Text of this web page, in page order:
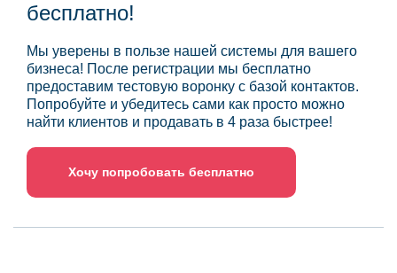
бесплатно!
Мы уверены в пользе нашей системы для вашего
бизнеса! После регистрации мы бесплатно
предоставим тестовую воронку с базой контактов.
Попробуйте и убедитесь сами как просто можно
найти клиентов и продавать в 4 раза быстрее!
Хочу попробовать бесплатно